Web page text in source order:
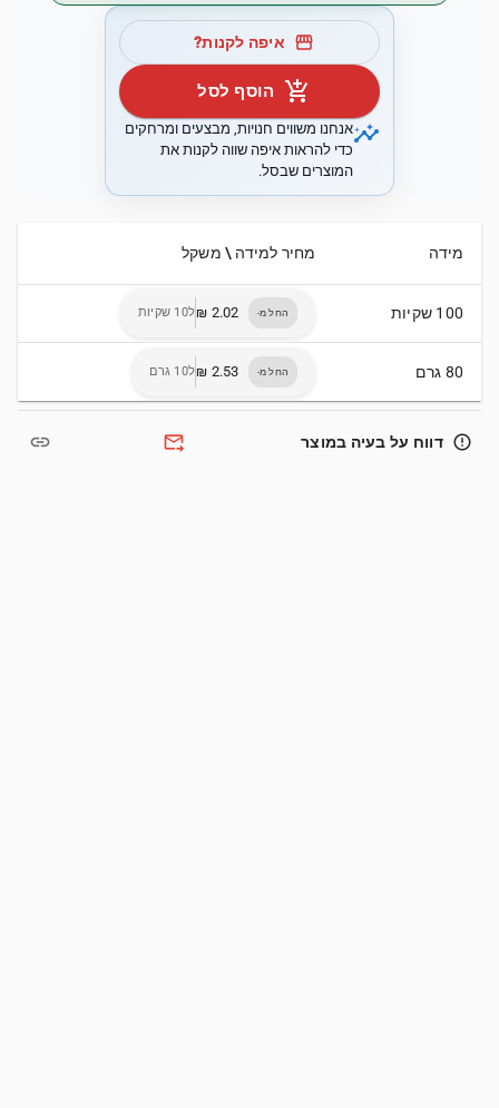
storefront איפה לקנות?
add_shopping_cart הוסף לסל
insightsאנחנו משווים חנויות, מבצעים ומרחקים
כדי להראות איפה שווה לקנות את
המוצרים שבסל.
מידה מחיר למידה \ משקל
100 שקיות החל מ- ל10 שקיות
80 גרם החל מ- ל10 גרם
error_outline דווח על בעיה במוצר forward_to_inbox
link